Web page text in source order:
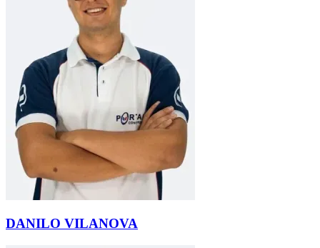
DANILO VILANOVA